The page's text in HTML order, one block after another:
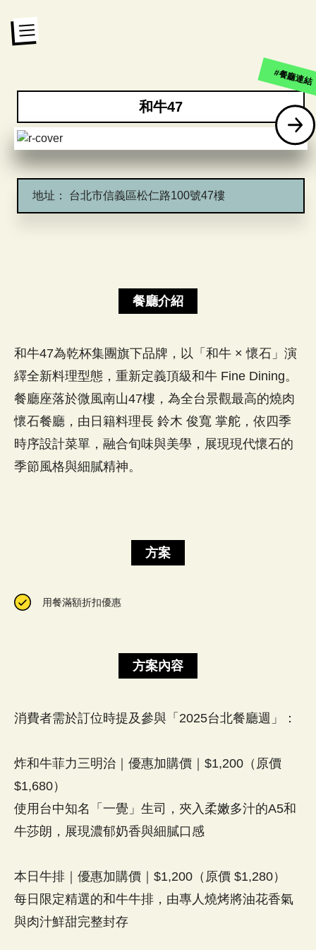
和牛47
地址： 台北市信義區松仁路100號47樓
#餐廳連結
餐廳介紹
和牛47為乾杯集團旗下品牌，以「和牛 × 懷石」演
繹全新料理型態，重新定義頂級和牛 Fine Dining。
餐廳座落於微風南山47樓，為全台景觀最高的燒肉
懷石餐廳，由日籍料理長 鈴木 俊寬 掌舵，依四季
時序設計菜單，融合旬味與美學，展現現代懷石的
季節風格與細膩精神。​
方案
用餐滿額折扣優惠
方案內容
消費者需於訂位時提及參與「2025台北餐廳週」：
炸和牛菲力三明治｜優惠加購價｜$1,200（原價
$1,680）
使用台中知名「一覺」生司，夾入柔嫩多汁的A5和
牛莎朗，展現濃郁奶香與細膩口感
本日牛排｜優惠加購價｜$1,200（原價 $1,280）
每日限定精選的和牛牛排，由專人燒烤將油花香氣
與肉汁鮮甜完整封存